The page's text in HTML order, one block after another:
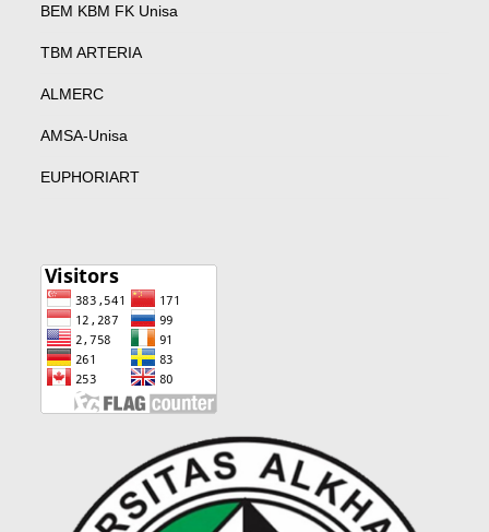
BEM KBM FK Unisa
TBM ARTERIA
ALMERC
AMSA-Unisa
EUPHORIART